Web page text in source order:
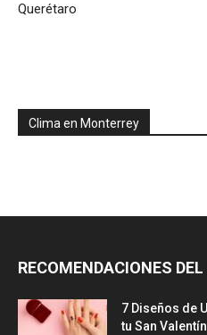
Querétaro
Clima en Monterrey
RECOMENDACIONES
7 Diseños de
tu San